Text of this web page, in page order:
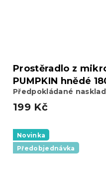
Prostěradlo z
PUMPKIN hnědé
Předpokládané
199 Kč
Novinka
Předobjednávka